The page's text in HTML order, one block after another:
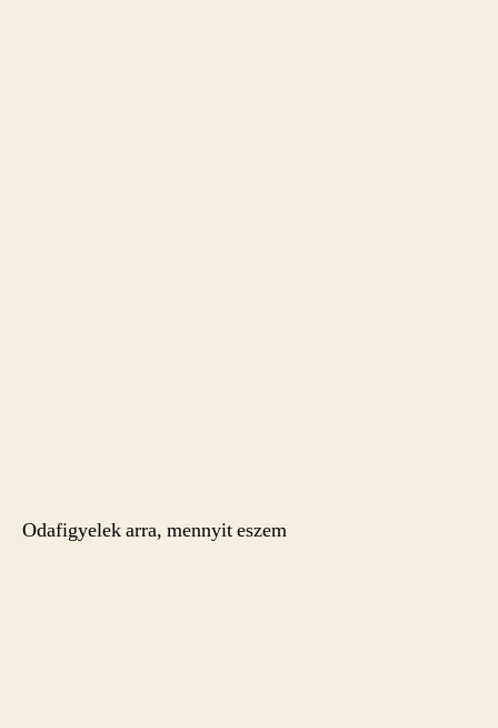
Odafigyelek arra, mennyit eszem